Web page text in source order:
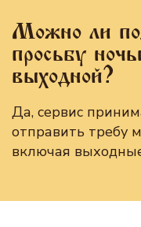
Можно ли
просьбу
выходной?
Да, сервис
отправить требу
включая